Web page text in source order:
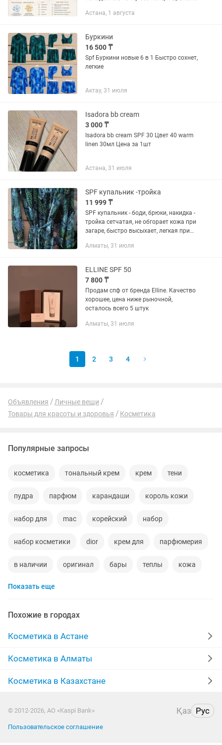
средства! Спрей для лица с коллагеном
Астана, 1 августа
Буркини
16 500 ₸
Spf Буркини новые 6 в 1 Быстро сохнет,
легкие
Актау, 31 июля
Isadora bb cream
3 000 ₸
Isadora bb cream SPF 30 Цвет 40 warm
linen 30мл Цена за 1шт
Астана, 31 июля
SPF купальник -тройка
11 999 ₸
SPF купальник - боди, брюки, накидка -
тройка сетчатая, не обгорает кожа при
загаре, быстро высыхает, легкая при
маломерит, для стройных дам, с
Алматы, 31 июля
ELLINE SPF 50
7 800 ₸
Продам спф от бренда Elline. Качество
хорошее, цена ниже рыночной,
осталось всего 5 штук
Алматы, 31 июля
1 2 3 4
Объявления
Личные вещи
Товары для красоты и здоровья
Косметика
Популярные запросы
косметика тональный крем крем тени
пудра парфюм карандаши король кожи
набор для mac корейский набор
набор косметики dior крем для парфюмерия
в наличии оригинал бары теплы кожа
тон натуральный
маски для лица ткани
диор бренд румяна
детская
Показать еще
Похожие в городах
Косметика в Астане
Косметика в Алматы
Косметика в Казахстане
© 2012-2026, АО «Kaspi Bank» Қаз Рус
Пользовательское соглашение